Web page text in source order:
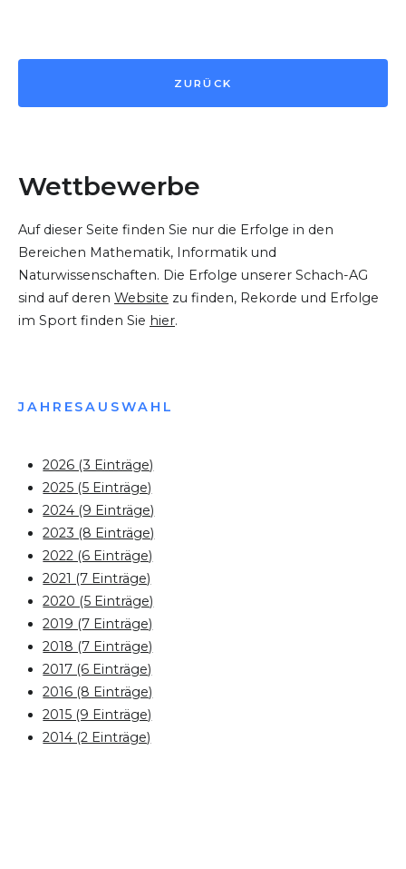
ZURÜCK
Wettbewerbe
Auf dieser Seite finden Sie nur die Erfolge in den
Bereichen Mathematik, Informatik und
Naturwissenschaften. Die Erfolge unserer Schach-AG
sind auf deren Website zu finden, Rekorde und Erfolge
im Sport finden Sie hier.
JAHRESAUSWAHL
2026 (3 Einträge)
2025 (5 Einträge)
2024 (9 Einträge)
2023 (8 Einträge)
2022 (6 Einträge)
2021 (7 Einträge)
2020 (5 Einträge)
2019 (7 Einträge)
2018 (7 Einträge)
2017 (6 Einträge)
2016 (8 Einträge)
2015 (9 Einträge)
2014 (2 Einträge)